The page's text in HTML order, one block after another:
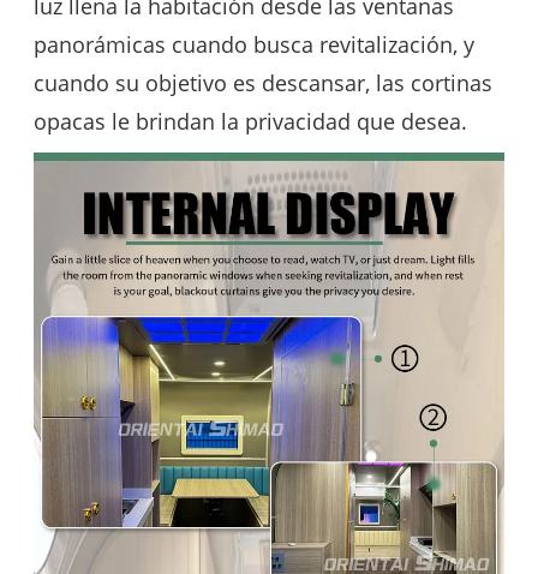
panorámicas cuando busca revitalización, y
cuando su objetivo es descansar, las cortinas
opacas le brindan la privacidad que desea.